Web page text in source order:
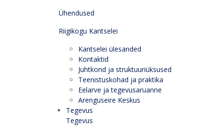
Ühendused
Riigikogu Kantselei
Kantselei ülesanded
Kontaktid
Juhtkond ja struktuuriüksused
Teenistuskohad ja praktika
Eelarve ja tegevusaruanne
Arenguseire Keskus
Tegevus
Tegevus